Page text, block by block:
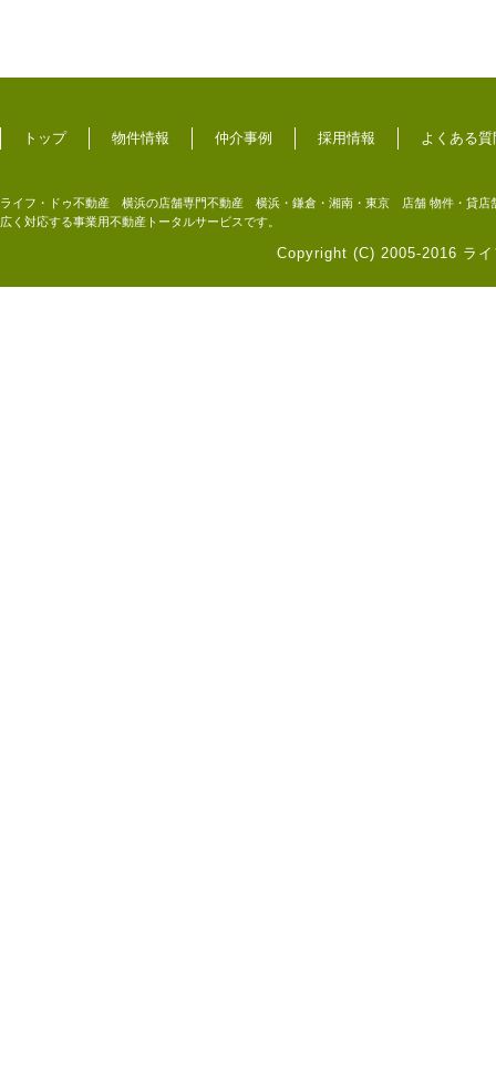
トップ 物件情報 仲介事例 採用情報 よくある質
ライフ・ドゥ不動産 横浜の店舗専門不動産 横浜・鎌倉・湘南・東京 店舗 物件・貸店
広く対応する事業用不動産トータルサービスです。
Copyright (C) 2005-2016 ラ